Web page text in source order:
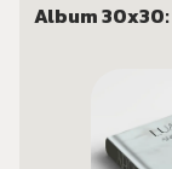
Album 30x30: